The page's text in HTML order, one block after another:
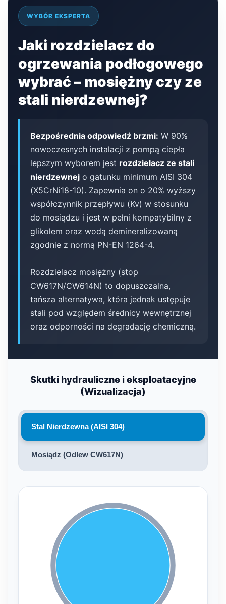
WYBÓR EKSPERTA
Jaki rozdzielacz do
ogrzewania podłogowego
wybrać – mosiężny czy ze
stali nierdzewnej?
Bezpośrednia odpowiedź brzmi: W 90%
nowoczesnych instalacji z pompą ciepła
lepszym wyborem jest rozdzielacz ze stali
nierdzewnej o gatunku minimum AISI 304
(X5CrNi18-10). Zapewnia on o 20% wyższy
współczynnik przepływu (Kv) w stosunku
do mosiądzu i jest w pełni kompatybilny z
glikolem oraz wodą demineralizowaną
zgodnie z normą PN-EN 1264-4.
Rozdzielacz mosiężny (stop
CW617N/CW614N) to dopuszczalna,
tańsza alternatywa, która jednak ustępuje
stali pod względem średnicy wewnętrznej
oraz odporności na degradację chemiczną.
Skutki hydrauliczne i eksploatacyjne
(Wizualizacja)
Stal Nierdzewna (AISI 304)
Mosiądz (Odlew CW617N)